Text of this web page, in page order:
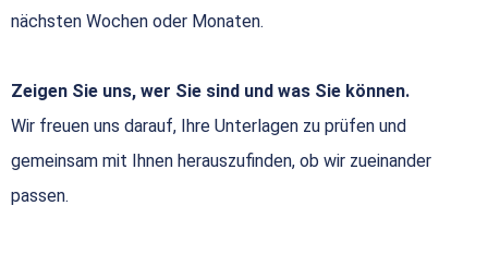
nächsten Wochen oder Monaten.
Zeigen Sie uns, wer Sie sind und was Sie können.
Wir freuen uns darauf, Ihre Unterlagen zu prüfen und
gemeinsam mit Ihnen herauszufinden, ob wir zueinander
passen.